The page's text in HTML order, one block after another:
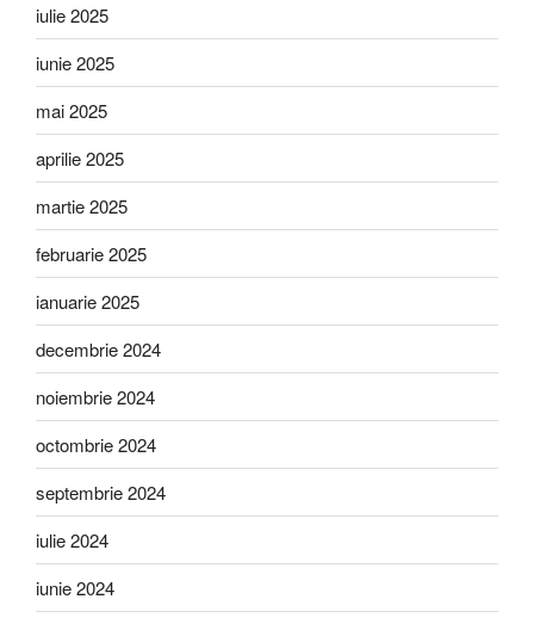
iulie 2025
iunie 2025
mai 2025
aprilie 2025
martie 2025
februarie 2025
ianuarie 2025
decembrie 2024
noiembrie 2024
octombrie 2024
septembrie 2024
iulie 2024
iunie 2024